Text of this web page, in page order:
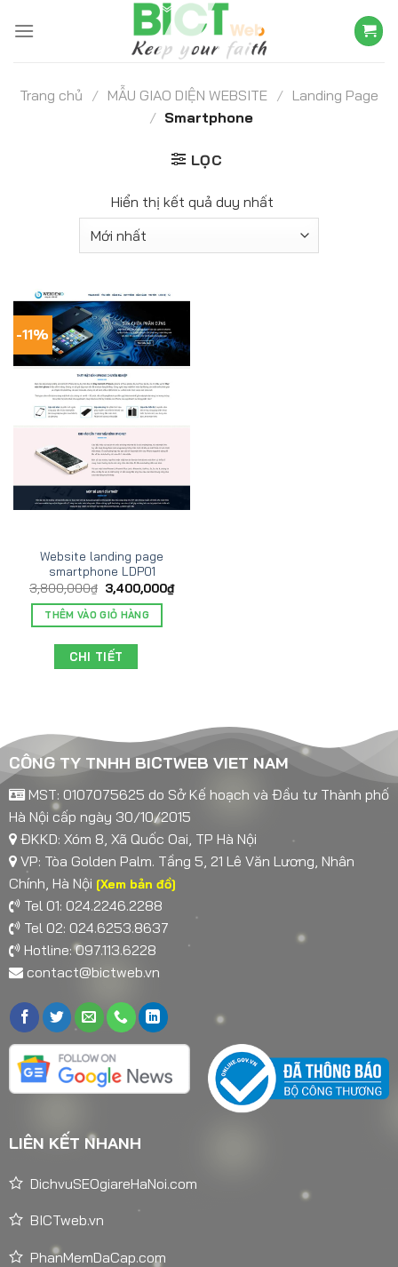
Trang chủ / MẪU GIAO DIỆN WEBSITE / Landing Page
/ Smartphone
LỌC
Hiển thị kết quả duy nhất
-11%
Website landing page
smartphone LDP01
3,800,000₫ 3,400,000₫
THÊM VÀO GIỎ HÀNG
CHI TIẾT
CÔNG TY TNHH BICTWEB VIET NAM
MST: 0107075625 do Sở Kế hoạch và Đầu tư Thành phố
Hà Nội cấp ngày 30/10/2015
ĐKKD: Xóm 8, Xã Quốc Oai, TP Hà Nội
VP: Tòa Golden Palm. Tầng 5, 21 Lê Văn Lương, Nhân
Chính, Hà Nội [Xem bản đồ]
Tel 01: 024.2246.2288
Tel 02: 024.6253.8637
Hotline: 097.113.6228
contact@bictweb.vn
LIÊN KẾT NHANH
DichvuSEOgiareHaNoi.com
BICTweb.vn
PhanMemDaCap.com